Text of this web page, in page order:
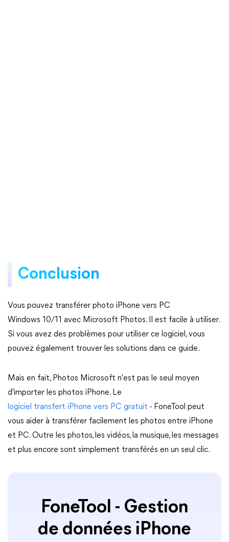
Conclusion
Vous pouvez transférer photo iPhone vers PC
Windows 10/11 avec Microsoft Photos. Il est facile à utiliser.
Si vous avez des problèmes pour utiliser ce logiciel, vous
pouvez également trouver les solutions dans ce guide.
Mais en fait, Photos Microsoft n'est pas le seul moyen
d'importer les photos iPhone. Le
logiciel transfert iPhone vers PC gratuit - FoneTool peut
vous aider à transférer facilement les photos entre iPhone
et PC. Outre les photos, les vidéos, la musique, les messages
et plus encore sont simplement transférés en un seul clic.
FoneTool - Gestion
de données iPhone